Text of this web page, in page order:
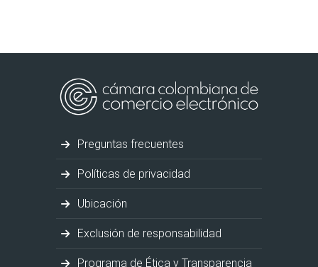
Preguntas frecuentes
Políticas de privacidad
Ubicación
Exclusión de responsabilidad
Programa de Ética y Transparencia